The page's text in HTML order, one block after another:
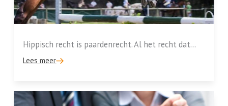
Hippisch recht is paardenrecht. Al het recht dat...
Lees meer